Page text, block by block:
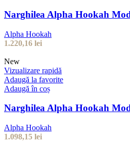
Narghilea Alpha Hookah
Alpha Hookah
1.220,16 lei
New
Vizualizare rapidă
Adaugă la favorite
Adaugă în coș
Narghilea Alpha Hookah
Alpha Hookah
1.098,15 lei